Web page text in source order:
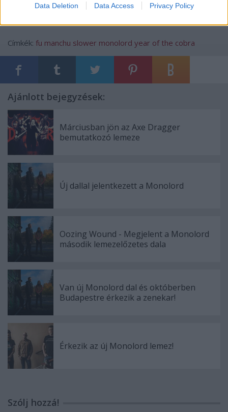
Data Deletion Data Access Privacy Policy
Címkék: fu manchu slower monolord year of the cobra
Ajánlott bejegyzések:
Márciusban jön az Axe Dragger
bemutatkozó lemeze
Új dallal jelentkezett a Monolord
Oozing Wound - Megjelent a Monolord
második lemezelőzetes dala
Van új Monolord dal és októberben
Budapestre érkezik a zenekar!
Érkezik az új Monolord lemez!
Szólj hozzá!